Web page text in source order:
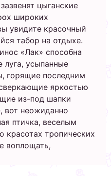
цыганские
широких
увидите красочный
табор на отдыхе.
«Лак» способна
луга, усыпанные
горящие последним
яркостью
из-под шапки
вот неожиданно
птичка, веселым
красотах тропических
воплощать,